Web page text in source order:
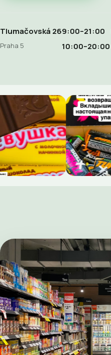
Tlumačovská 26
Praha 5
9:00–21:00
10:00–20:00